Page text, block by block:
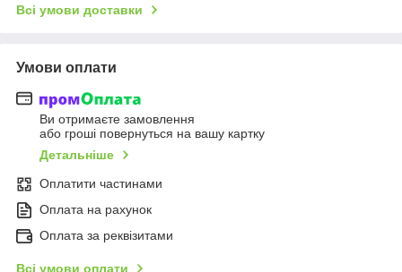
Всі умови доставки
Умови оплати
Ви отримаєте замовлення
або гроші повернуться на вашу картку
Детальніше
Оплатити частинами
Оплата на рахунок
Оплата за реквізитами
Всі умови оплати